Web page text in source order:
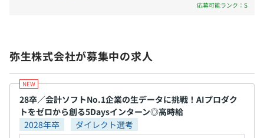
険）
関東ITソフトウェア健康保険組合
無期雇用
応募可能ランク：S
弥生株式会社が募集中の求人
28卒／会計ソフトNo.1企業の生データに挑戦！AIプロダク
トをゼロから創る5Daysインターン◎高時給
2028年卒
ダイレクト選考